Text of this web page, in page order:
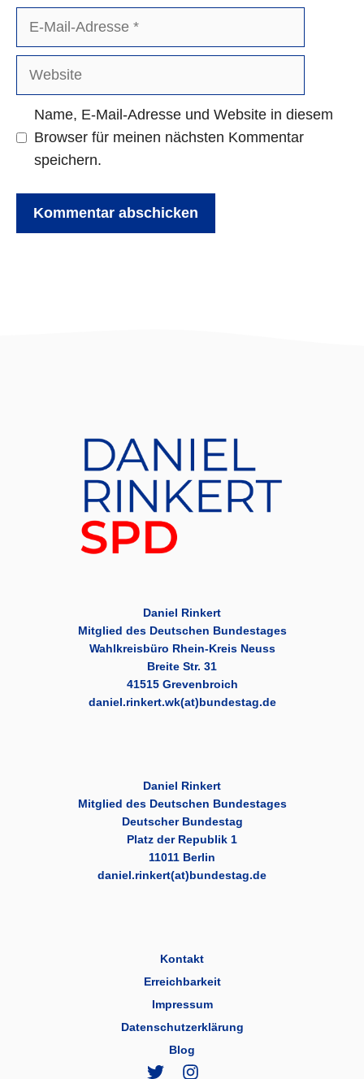
Website
Name, E-Mail-Adresse und Website in diesem
Browser für meinen nächsten Kommentar
speichern.
Daniel Rinkert
Mitglied des Deutschen Bundestages
Wahlkreisbüro Rhein-Kreis Neuss
Breite Str. 31
41515 Grevenbroich
daniel.rinkert.wk(at)bundestag.de
Daniel Rinkert
Mitglied des Deutschen Bundestages
Deutscher Bundestag
Platz der Republik 1
11011 Berlin
daniel.rinkert(at)bundestag.de
Kontakt
Erreichbarkeit
Impressum
Datenschutzerklärung
Blog